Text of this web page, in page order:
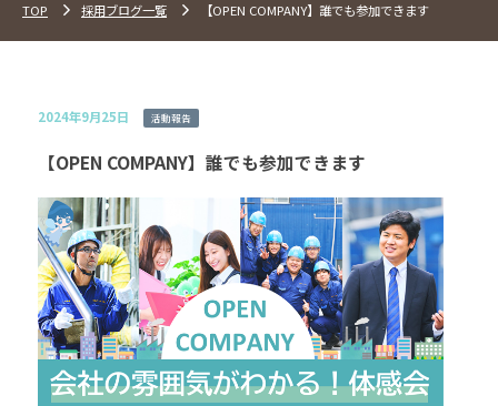
TOP 採用ブログ一覧 【OPEN COMPANY】誰でも参加できます
2024年9月25日 活動報告
【OPEN COMPANY】誰でも参加できます